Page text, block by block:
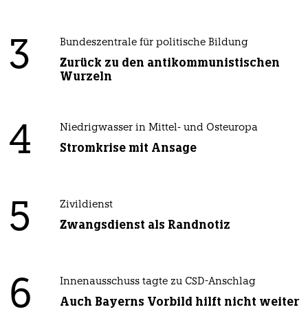
3 Bundeszentrale für politische Bildung
Zurück zu den antikommunistischen
Wurzeln
4 Niedrigwasser in Mittel- und Osteuropa
Stromkrise mit Ansage
5 Zivildienst
Zwangsdienst als Randnotiz
6 Innenausschuss tagte zu CSD-Anschlag
Auch Bayerns Vorbild hilft nicht weiter